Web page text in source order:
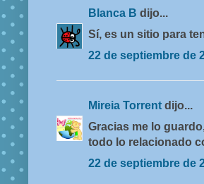
Blanca B dijo...
Sí, es un sitio para
22 de septiembre de
Mireia Torrent dijo...
Gracias me lo
todo lo relacionado
22 de septiembre de